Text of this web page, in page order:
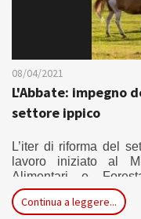
08/04/2021
L'Abbate: impegno
settore ippico
L’iter di riforma del
lavoro iniziato al
Alimentari e
sottosegretario ed
Agricoltura alla
Continua a leggere...